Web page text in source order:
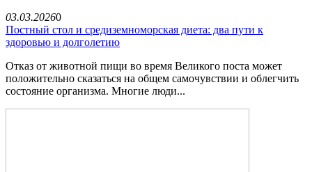
03.03.20260
Постный стол и средиземноморская диета: два пути к
здоровью и долголетию
Отказ от животной пищи во время Великого поста может
положительно сказаться на общем самочувствии и облегчить
состояние организма. Многие люди...